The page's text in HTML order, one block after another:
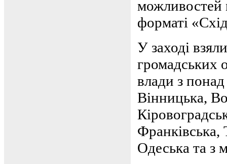
можливостей
форматі
У заході
громадських
влади з
Вінницька,
Франківська,
Одеська та з